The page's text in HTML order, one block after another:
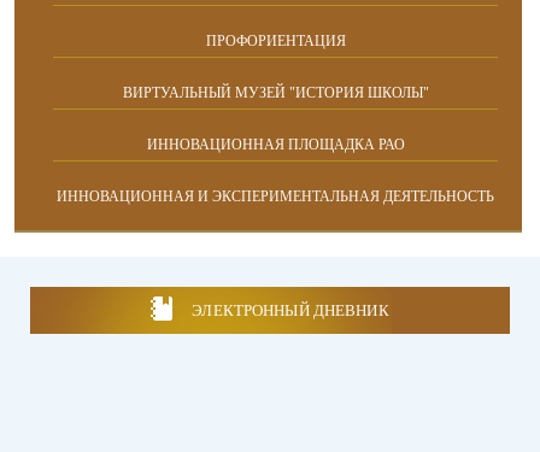
ПРОФОРИЕНТАЦИЯ
ВИРТУАЛЬНЫЙ МУЗЕЙ "ИСТОРИЯ ШКОЛЫ"
ИННОВАЦИОННАЯ ПЛОЩАДКА РАО
ИННОВАЦИОННАЯ И ЭКСПЕРИМЕНТАЛЬНАЯ ДЕЯТЕЛЬНОСТЬ
ЭЛЕКТРОННЫЙ ДНЕВНИК